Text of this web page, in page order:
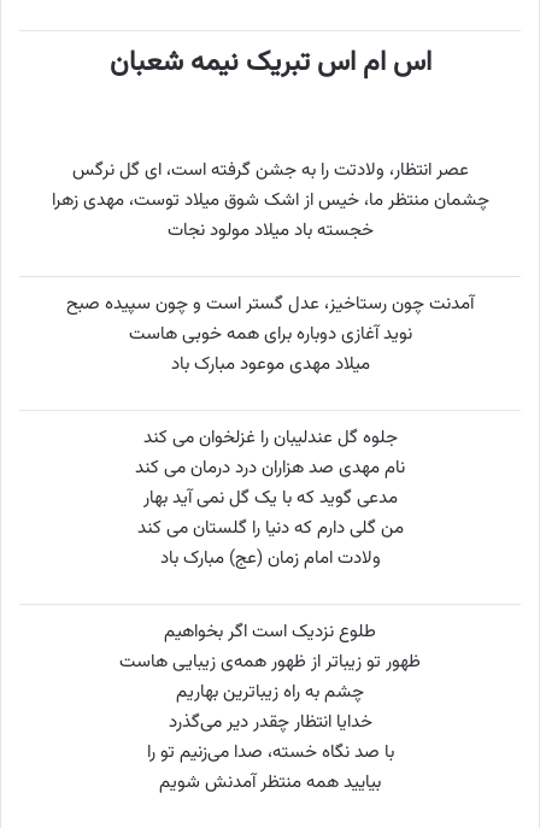
اس ام اس تبریک نیمه شعبان
عصر انتظار، ولادتت را به جشن گرفته است، ای گل نرگس
چشمان منتظر ما، خیس از اشک شوق میلاد توست، مهدی زهرا
خجسته باد میلاد مولود نجات
آمدنت چون رستاخیز، عدل گستر است و چون سپیده صبح
نوید آغازی دوباره برای همه خوبی هاست
میلاد مهدی موعود مبارک باد
جلوه گل عندلیبان را غزلخوان می کند
نام مهدی صد هزاران درد درمان می کند
مدعی گوید که با یک گل نمی آید بهار
من گلی دارم که دنیا را گلستان می کند
ولادت امام زمان (عج) مبارک باد
طلوع نزدیک است اگر بخواهیم
ظهور تو زیباتر از ظهور همه‌ی زیبایی‌ هاست
چشم به راه زیباترین بهاریم
خدایا انتظار چقدر دیر می‌گذرد
با صد نگاه خسته، صدا می‌زنیم تو را
بیایید همه منتظر آمدنش شویم